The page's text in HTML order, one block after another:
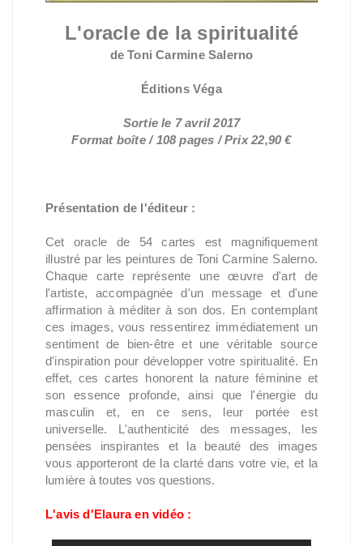
L'oracle de la spiritualité
de Toni Carmine Salerno
Éditions Véga
Sortie le 7 avril 2017
Format boîte / 108 pages / Prix 22,90 €
Présentation de l'éditeur :
Cet oracle de 54 cartes est magnifiquement
illustré par les peintures de Toni Carmine Salerno.
Chaque carte représente une œuvre d'art de
l'artiste, accompagnée d'un message et d'une
affirmation à méditer à son dos. En contemplant
ces images, vous ressentirez immédiatement un
sentiment de bien-être et une véritable source
d'inspiration pour développer votre spiritualité. En
effet, ces cartes honorent la nature féminine et
son essence profonde, ainsi que l'énergie du
masculin et, en ce sens, leur portée est
universelle. L'authenticité des messages, les
pensées inspirantes et la beauté des images
vous apporteront de la clarté dans votre vie, et la
lumière à toutes vos questions.
L'avis d'Elaura en vidéo :